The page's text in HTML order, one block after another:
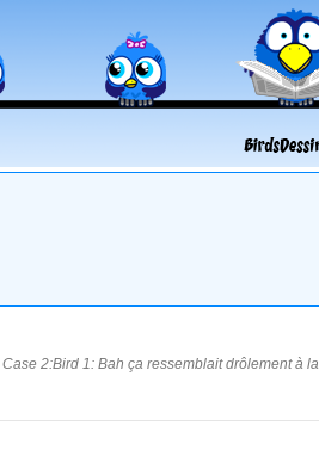
2:Bird 1: Bah ça ressemblait drôlement à la